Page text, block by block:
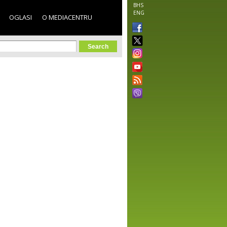
BHS
ENG
OGLASI O MEDIACENTRU